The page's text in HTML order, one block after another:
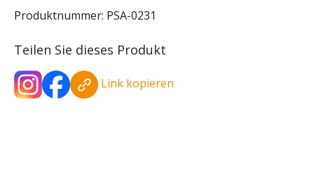
Produktnummer: PSA-0231
Teilen Sie dieses Produkt
Link kopieren